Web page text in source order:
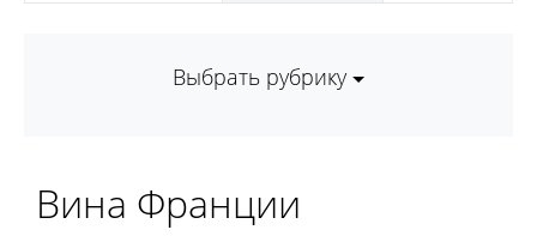
Выбрать рубрику
Вина Франции